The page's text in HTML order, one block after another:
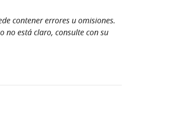
contener errores u omisiones.
no está claro, consulte con su